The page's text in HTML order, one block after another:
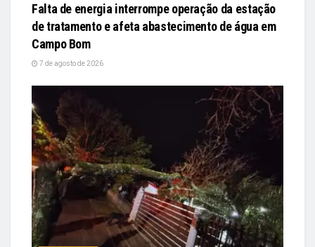
Falta de energia interrompe operação da estação
de tratamento e afeta abastecimento de água em
Campo Bom
7 de agosto de 2026